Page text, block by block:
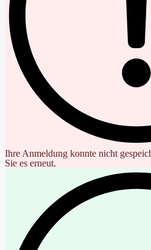
Ihre Anmeldung konnte nicht
Sie es erneut.